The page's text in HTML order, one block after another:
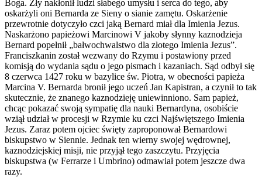
Boga. Zły nakłonił ludzi słabego umysłu i serca do tego, aby
oskarżyli oni Bernarda ze Sieny o sianie zamętu. Oskarżenie
przewrotnie dotyczyło czci jaką Bernard miał dla Imienia Jezus.
Naskarżono papieżowi Marcinowi V jakoby słynny kaznodzieja
Bernard popełnił „bałwochwalstwo dla złotego Imienia Jezus”.
Franciszkanin został wezwany do Rzymu i postawiony przed
komisją do wydania sądu o jego pismach i kazaniach. Sąd odbył się
8 czerwca 1427 roku w bazylice św. Piotra, w obecności papieża
Marcina V. Bernarda bronił jego uczeń Jan Kapistran, a czynił to tak
skutecznie, że znanego kaznodzieję uniewinniono. Sam papież,
chcąc pokazać swoją sympatię dla nauki Bernardyna, osobiście
wziął udział w procesji w Rzymie ku czci Najświętszego Imienia
Jezus. Zaraz potem ojciec święty zaproponował Bernardowi
biskupstwo w Siennie. Jednak ten wierny swojej wędrownej,
kaznodziejskiej misji, nie przyjął tego zaszczytu. Przyjęcia
biskupstwa (w Ferrarze i Umbrino) odmawiał potem jeszcze dwa
razy.